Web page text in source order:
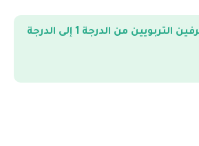
نتائج ترقية المتصرفين التربويين من الدرجة 1 إلى الدرجة